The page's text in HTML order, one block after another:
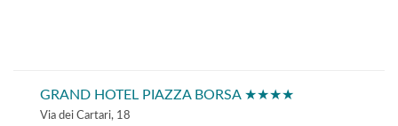
GRAND HOTEL PIAZZA BORSA ★★★★
Via dei Cartari, 18